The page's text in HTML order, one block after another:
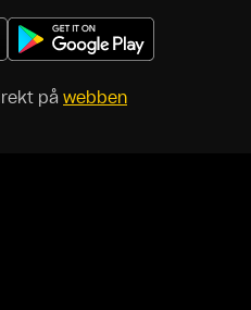
på webben